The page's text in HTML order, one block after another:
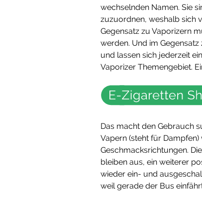
wechselnden Namen. Sie
zuzuordnen, weshalb sich
Gegensatz zu Vaporizern
werden. Und im
und lassen sich jederzeit
Vaporizer Themengebiet.
Das macht den Gebrauch
Vapern (steht für
Geschmacksrichtungen.
bleiben aus, ein weiterer
wieder ein- und
weil gerade der Bus